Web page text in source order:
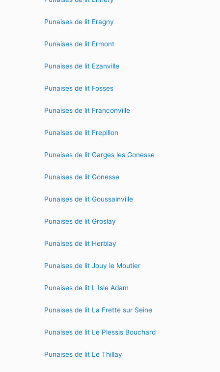
Punaises de lit Eragny
Punaises de lit Ermont
Punaises de lit Ezanville
Punaises de lit Fosses
Punaises de lit Franconville
Punaises de lit Frepillon
Punaises de lit Garges les Gonesse
Punaises de lit Gonesse
Punaises de lit Goussainville
Punaises de lit Groslay
Punaises de lit Herblay
Punaises de lit Jouy le Moutier
Punaises de lit L Isle Adam
Punaises de lit La Frette sur Seine
Punaises de lit Le Plessis Bouchard
Punaises de lit Le Thillay